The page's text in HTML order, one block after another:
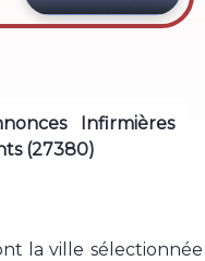
Infirmières
(27380)
la ville sélectionnée